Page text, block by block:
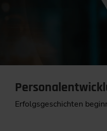
Erfolgsgeschichten